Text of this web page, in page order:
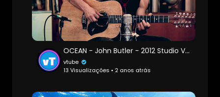
OCEAN - John Butler - 2012 Studio Version
vtube
13 Visualizações • 2 anos atrás